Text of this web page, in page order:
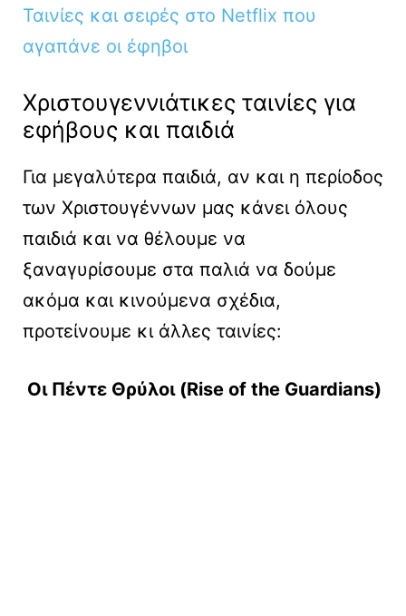
Ταινίες και σειρές στο Netflix που
αγαπάνε οι έφηβοι
Χριστουγεννιάτικες ταινίες για
εφήβους και παιδιά
Για μεγαλύτερα παιδιά, αν και η περίοδος
των Χριστουγέννων μας κάνει όλους
παιδιά και να θέλουμε να
ξαναγυρίσουμε στα παλιά να δούμε
ακόμα και κινούμενα σχέδια,
προτείνουμε κι άλλες ταινίες:
Οι Πέντε Θρύλοι (Rise of the Guardians)